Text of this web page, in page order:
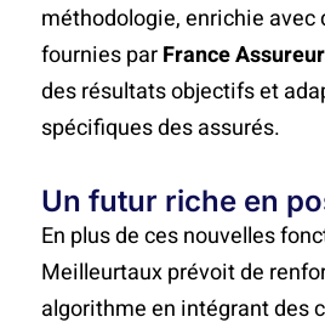
méthodologie, enrichie
fournies parFrance
des résultats objectifs et
spécifiques des assurés.
Un futur riche en
En plus de ces nouvelles
Meilleurtaux prévoit de
algorithme en intégrant des